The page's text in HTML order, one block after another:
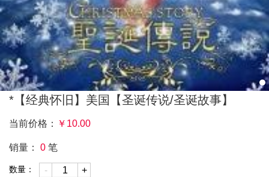
*【经典怀旧】美国【圣诞传说/圣诞故事】
当前价格： ￥ 10.00
销量： 0 笔
数量： - +